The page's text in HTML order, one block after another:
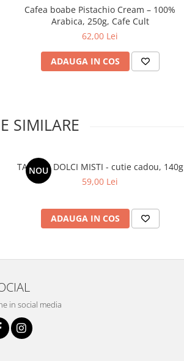
Cafea boabe Pistachio Cream – 100%
Arabica, 250g, Cafe Cult
62,00 Lei
ADAUGA IN COS
SIMILARE
NOU
TARTUFI DOLCI MISTI - cutie cadou, 140g
59,00 Lei
ADAUGA IN COS
in social media